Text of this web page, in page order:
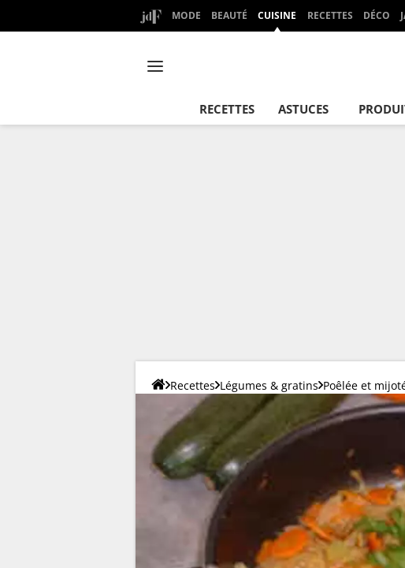
MODE BEAUTÉ CUISINE RECETTES DÉCO
RECETTES ASTUCES
Recettes Légumes & gratins Poêlée et